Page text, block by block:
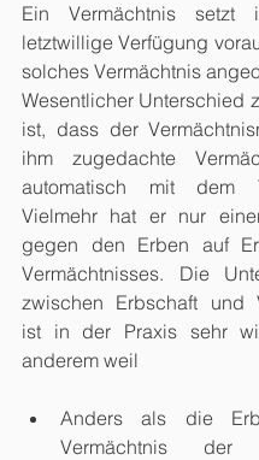
Ein Vermächtnis setzt
letztwillige Verfügung
solches Vermächtnis
Wesentlicher Unterschied
ist, dass der
ihm zugedachte
automatisch mit dem
Vielmehr hat er nur
gegen den Erben auf
Vermächtnisses. Die
zwischen Erbschaft und
ist in der Praxis sehr
anderem weil
Anders als die
Vermächtnis der